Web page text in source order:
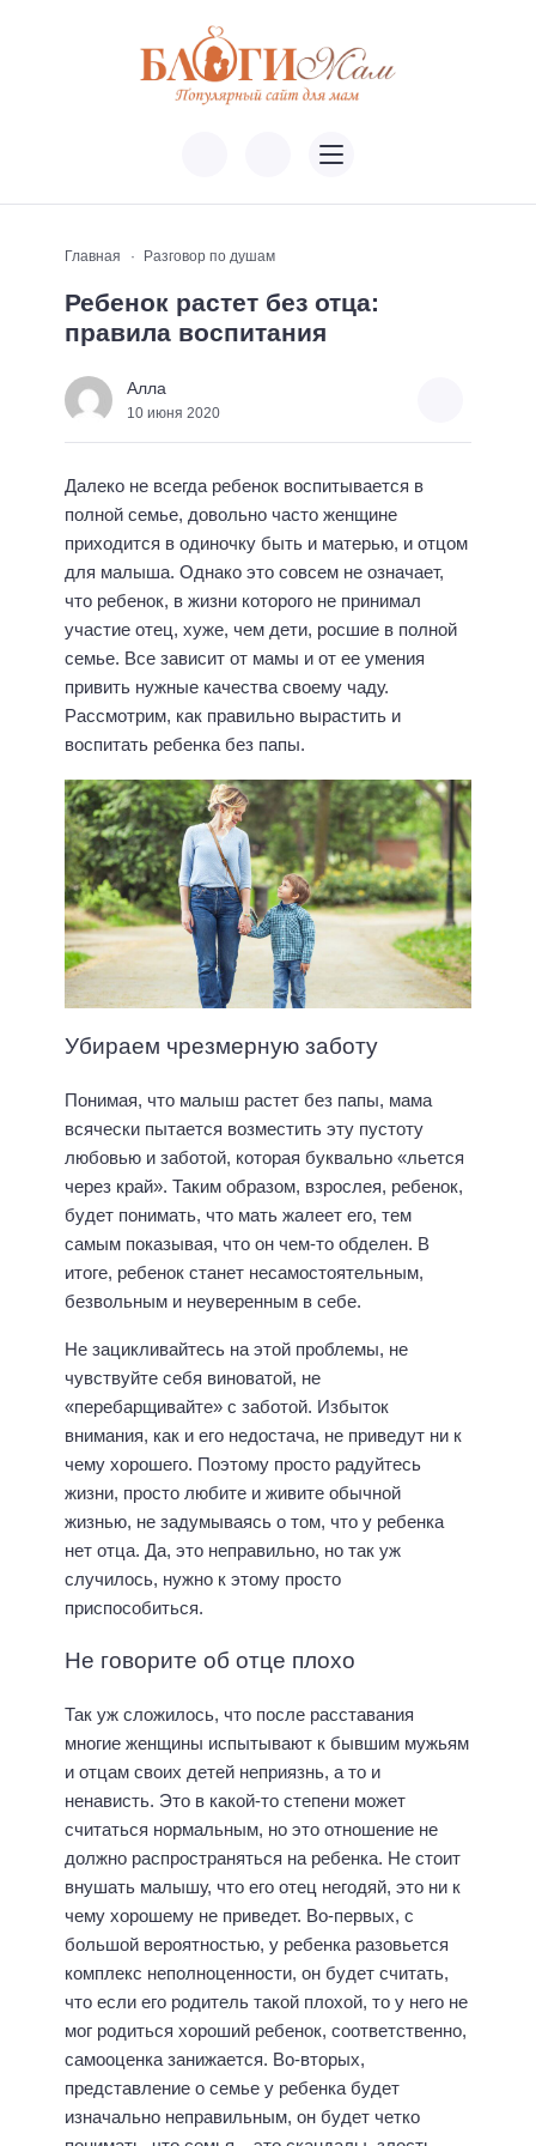
Главная Разговор по душам
Ребенок растет без отца:
правила воспитания
Алла
10 июня 2020
Далеко не всегда ребенок воспитывается в
полной семье, довольно часто женщине
приходится в одиночку быть и матерью, и отцом
для малыша. Однако это совсем не означает,
что ребенок, в жизни которого не принимал
участие отец, хуже, чем дети, росшие в полной
семье. Все зависит от мамы и от ее умения
привить нужные качества своему чаду.
Рассмотрим, как правильно вырастить и
воспитать ребенка без папы.
Убираем чрезмерную заботу
Понимая, что малыш растет без папы, мама
всячески пытается возместить эту пустоту
любовью и заботой, которая буквально «льется
через край». Таким образом, взрослея, ребенок,
будет понимать, что мать жалеет его, тем
самым показывая, что он чем-то обделен. В
итоге, ребенок станет несамостоятельным,
безвольным и неуверенным в себе.
Не зацикливайтесь на этой проблемы, не
чувствуйте себя виноватой, не
«перебарщивайте» с заботой. Избыток
внимания, как и его недостача, не приведут ни к
чему хорошего. Поэтому просто радуйтесь
жизни, просто любите и живите обычной
жизнью, не задумываясь о том, что у ребенка
нет отца. Да, это неправильно, но так уж
случилось, нужно к этому просто
приспособиться.
Не говорите об отце плохо
Так уж сложилось, что после расставания
многие женщины испытывают к бывшим мужьям
и отцам своих детей неприязнь, а то и
ненависть. Это в какой-то степени может
считаться нормальным, но это отношение не
должно распространяться на ребенка. Не стоит
внушать малышу, что его отец негодяй, это ни к
чему хорошему не приведет. Во-первых, с
большой вероятностью, у ребенка разовьется
комплекс неполноценности, он будет считать,
что если его родитель такой плохой, то у него не
мог родиться хороший ребенок, соответственно,
самооценка занижается. Во-вторых,
представление о семье у ребенка будет
изначально неправильным, он будет четко